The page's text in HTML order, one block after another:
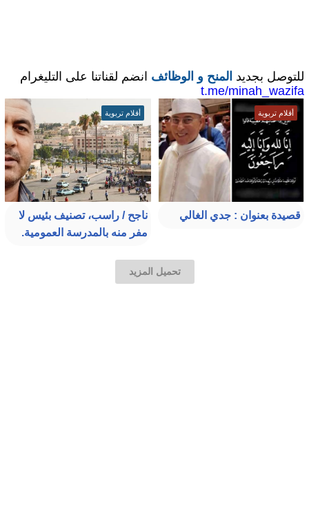
للتوصل بجديد المنح و الوظائف انضم لقناتنا على التليغرام
t.me/minah_wazifa
أقلام تربوية
قصيدة بعنوان : جدي الغالي
أقلام تربوية
ناجح / راسب، تصنيف بئيس لا
مفر منه بالمدرسة العمومية.
تحميل المزيد